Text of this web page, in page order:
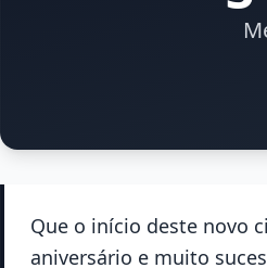
Que o início deste novo
aniversário e muito